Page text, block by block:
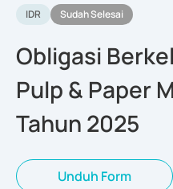
IDR Sudah Selesai
Obligasi
Pulp & Paper
Tahun 2025
Unduh Form